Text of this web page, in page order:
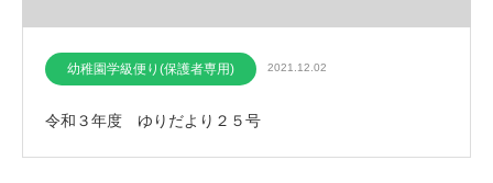
幼稚園学級便り(保護者専用) 2021.12.02
令和３年度 ゆりだより２５号